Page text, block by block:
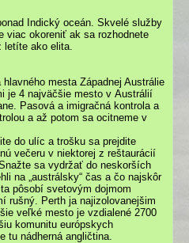
Indický oceán. Skvelé služby
viac okoreniť ak sa rozhodnete
ako elita.
mesta Západnej Austrálie
je 4 najväčšie mesto v Austrálií
Pasová a imigračná kontrola a
a až potom sa ocitneme v
do ulíc a trošku sa prejdite
večeru v niektorej z reštaurácií
sa vydržať do neskorších
na „austrálsky“ čas a čo najskôr
pôsobí svetovým dojmom
rušný. Perth ja najizolovanejšim
veľké mesto je vzdialené 2700
komunitu európskych
tu nádherná angličtina.